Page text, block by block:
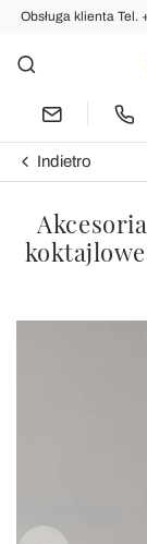
Obsługa klienta Tel.
Indietro